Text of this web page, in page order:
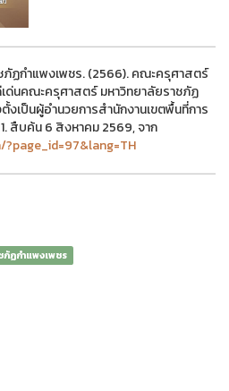
ฏกำแพงเพชร. (2566). คณะครุศาสตร์
ด่นคณะครุศาสตร์ มหาวิทยาลัยราชภัฏ
งเป็นผู้อำนวยการสำนักงานเขตพื้นที่การ
สืบค้น 6 สิงหาคม 2569, จาก
ภัฏกำแพงเพชร